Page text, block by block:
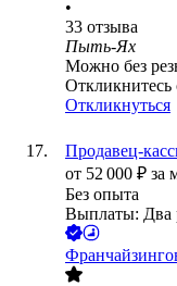
•
33 отзыва
Пыть-Ях
Можно без
Откликнитесь
Откликнуться
Продавец-
от 52 000 ₽ за
Без опыта
Выплаты: Два